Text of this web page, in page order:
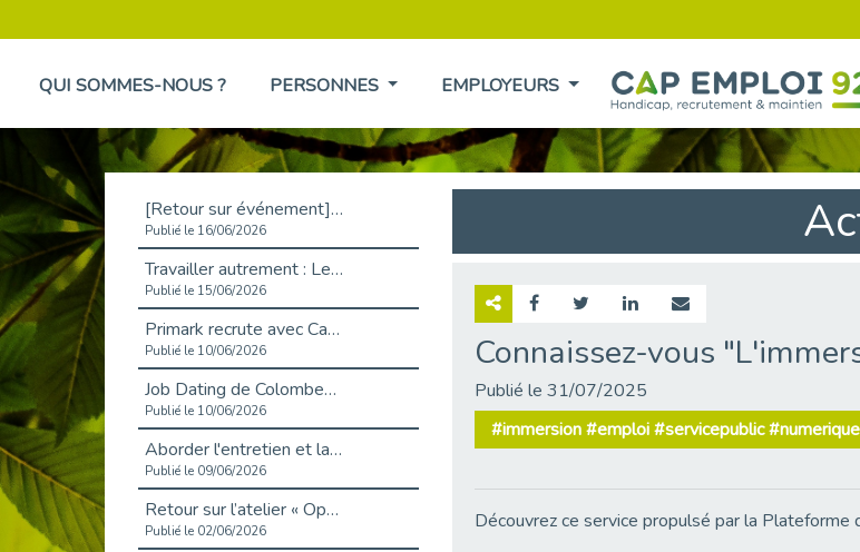
QUI SOMMES-NOUS ? PERSONNES EMPLOYEURS
[Retour sur événement] L'inclusion au cœur de la Place de l'Emploi à La Défense !
Publié le 16/06/2026
Travailler autrement : Le défi de l'intégration des maladies chroniques en entreprise
Publié le 15/06/2026
Primark recrute avec Cap Emploi 92, une matinée couronnée de succès !
Publié le 10/06/2026
Job Dating de Colombes – Emploi et Insertion
Publié le 10/06/2026
Aborder l'entretien et la situation de handicap en toute confiance
Publié le 09/06/2026
Retour sur l’atelier « Optimiser sa recherche d’emploi »
Publié le 02/06/2026
Connaissez-vous
Publié le 31/07/2025
#immersion #emploi #servicepublic #numerique
Découvrez ce service propulsé par la Plateforme